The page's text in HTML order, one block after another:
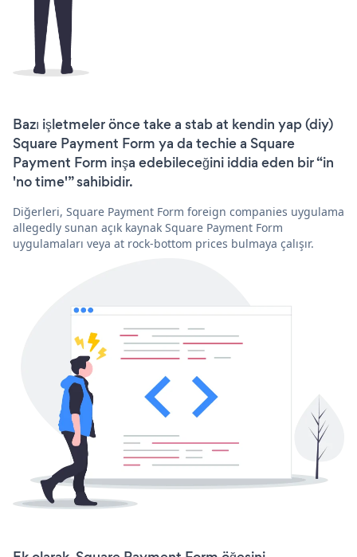
Bazı işletmeler önce take a stab at kendin yap (diy)
Square Payment Form ya da techie a Square
Payment Form inşa edebileceğini iddia eden bir “in
'no time'” sahibidir.
Diğerleri, Square Payment Form foreign companies uygulama
allegedly sunan açık kaynak Square Payment Form
uygulamaları veya at rock-bottom prices bulmaya çalışır.